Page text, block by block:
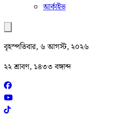
আর্কাইভ
বৃহস্পতিবার, ৬ আগস্ট, ২০২৬
২২ শ্রাবণ, ১৪৩৩ বঙ্গাব্দ